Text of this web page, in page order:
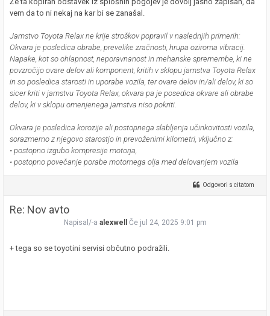
vem da to ni nekaj na kar bi se zanašal.
Jamstvo Toyota Relax ne krije stroškov popravil v naslednjih primerih:
Okvara je posledica obrabe, prevelike zračnosti, hrupa oziroma vibracij.
Napake, kot so ohlapnost, neporavnanost in mehanske spremembe, ki ne
povzročijo ovare delov ali komponent, kritih v sklopu jamstva Toyota Relax
in so posledica starosti in uporabe vozila, ter ovare delov in/ali delov, ki so
sicer kriti v jamstvu Toyota Relax, okvara pa je posedica okvare ali obrabe
delov, ki v sklopu omenjenega jamstva niso pokriti.
Okvara je posledica korozije ali postopnega slabljenja učinkovitosti vozila,
sorazmerno z njegovo starostjo in prevoženimi kilometri, vključno z:
• postopno izgubo kompresije motorja,
• postopno povečanje porabe motornega olja med delovanjem vozila
Odgovori s citatom
Re: Nov avto
Napisal/-a alexwell Če jul 24, 2025 9:01 pm
+ tega so se toyotini servisi občutno podražili.